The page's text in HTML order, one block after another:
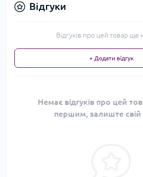
Відгуки
Відгуків про цей товар ще
+ Додати відгук
Немає відгуків про цей
першим, залиште свій